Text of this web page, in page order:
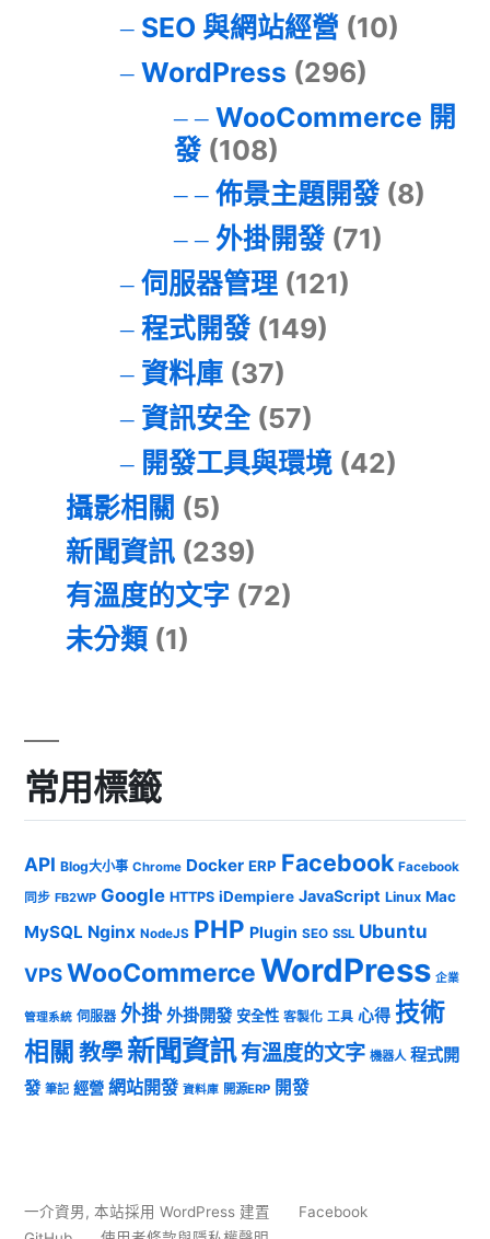
SEO 與網站經營 (10)
WordPress (296)
WooCommerce 開
發(108)
佈景主題開發(8)
外掛開發(71)
伺服器管理(121)
程式開發(149)
資料庫(37)
資訊安全(57)
開發工具與環境(42)
攝影相關 (5)
新聞資訊 (239)
有溫度的文字 (72)
未分類 (1)
常用標籤
API Blog大小事 Chrome Docker ERP Facebook Facebook
同步 FB2WP Google HTTPS iDempiere JavaScript Linux Mac
MySQL Nginx NodeJS PHP Plugin SEO SSL Ubuntu
VPSWooCommerceWordPress 企業
管理系統 伺服器 外掛 外掛開發 安全性 客製化 工具 心得 技術
相關 教學 新聞資訊有溫度的文字 機器人 程式開
發 筆記 經營 網站開發 資料庫 開源ERP 開發
一介資男, 本站採用 WordPress 建置
Facebook